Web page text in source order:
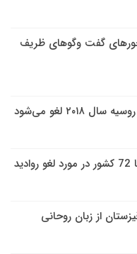
گفت وگوهای ظریف
لغو می‌شود
از زبان روحانی